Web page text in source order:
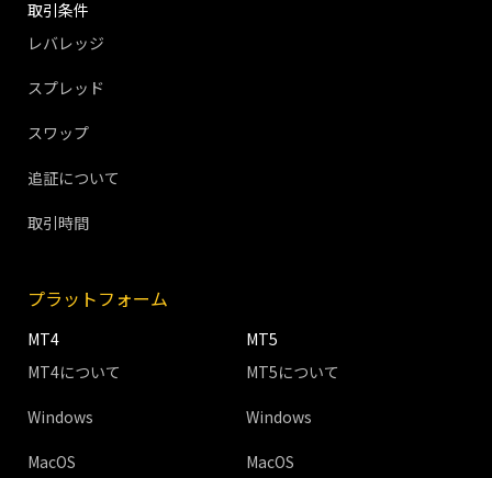
取引条件
レバレッジ
スプレッド
スワップ
追証について
取引時間
プラットフォーム
MT4
MT4について
Windows
MacOS
MT5
MT5について
Windows
MacOS